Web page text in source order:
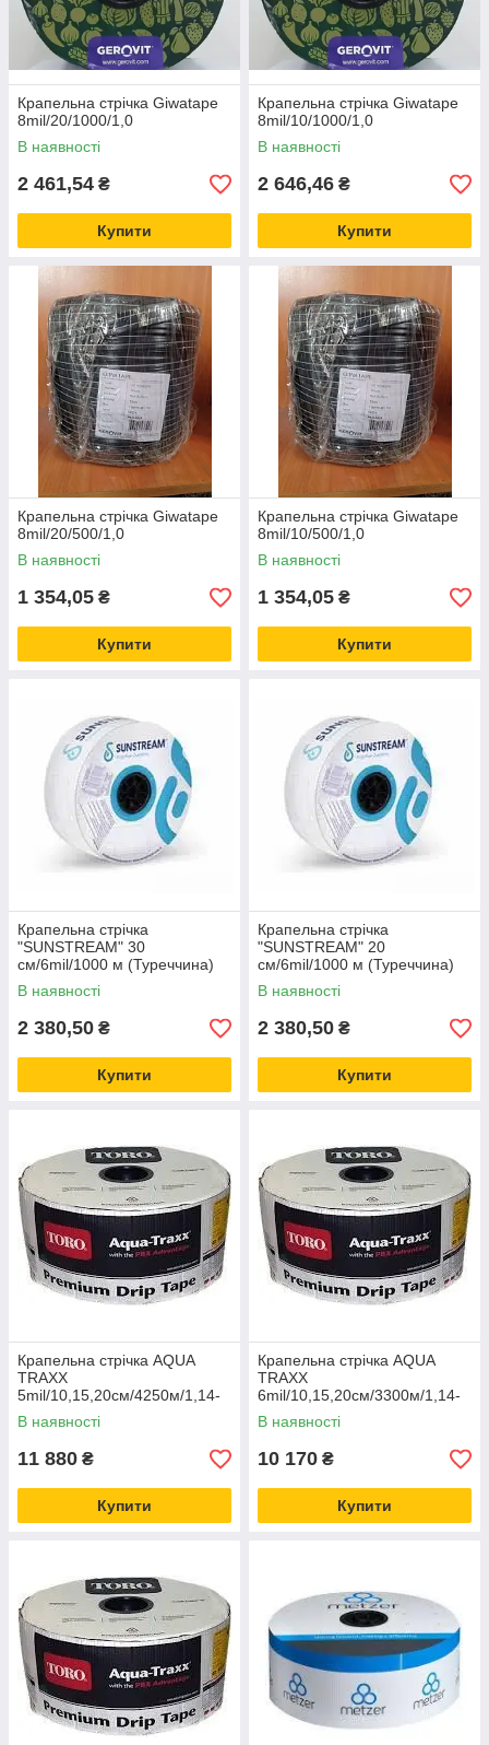
Крапельна стрічка Giwatape
8mil/20/1000/1,0
В наявності
2 461,54 ₴
Купити
Крапельна стрічка Giwatape
8mil/10/1000/1,0
В наявності
2 646,46 ₴
Купити
Крапельна стрічка Giwatape
8mil/20/500/1,0
В наявності
1 354,05 ₴
Купити
Крапельна стрічка Giwatape
8mil/10/500/1,0
В наявності
1 354,05 ₴
Купити
Крапельна стрічка
"SUNSTREAM" 30
см/6mil/1000 м (Туреччина)
В наявності
2 380,50 ₴
Купити
Крапельна стрічка
"SUNSTREAM" 20
см/6mil/1000 м (Туреччина)
В наявності
2 380,50 ₴
Купити
Крапельна стрічка AQUA
TRAXX
5mil/10,15,20см/4250м/1,14-
1,41л/г (щільова) США
В наявності
11 880 ₴
Купити
Крапельна стрічка AQUA
TRAXX
6mil/10,15,20см/3300м/1,14-
1,41л/г (щільова) США
В наявності
10 170 ₴
Купити